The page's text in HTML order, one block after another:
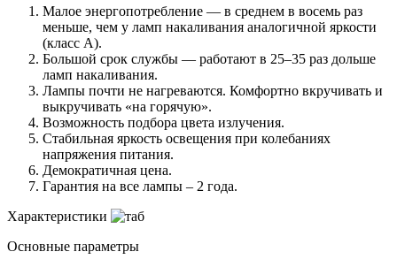
Малое энергопотребление — в среднем в восемь раз
меньше, чем у ламп накаливания аналогичной яркости
(класс А).
Большой срок службы — работают в 25–35 раз дольше
ламп накаливания.
Лампы почти не нагреваются. Комфортно вкручивать и
выкручивать «на горячую».
Возможность подбора цвета излучения.
Стабильная яркость освещения при колебаниях
напряжения питания.
Демократичная цена.
Гарантия на все лампы – 2 года.
Характеристики
Основные параметры